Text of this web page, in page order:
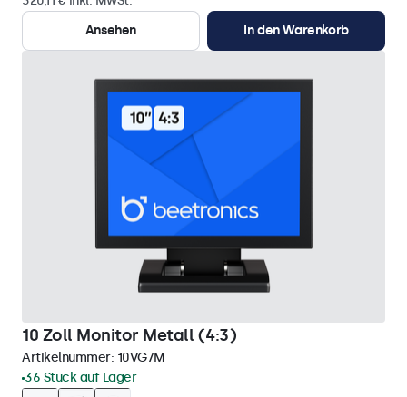
Ansehen
In den Warenkorb
10 Zoll Monitor Metall (4:3)
Artikelnummer: 10VG7M
36 Stück auf Lager